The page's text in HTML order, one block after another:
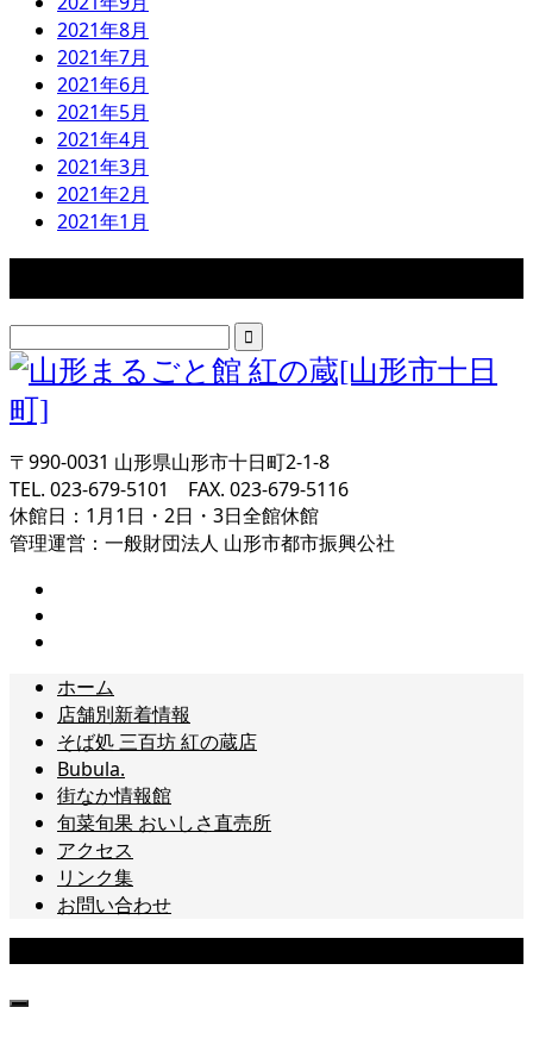
2021年8月
2021年7月
2021年6月
2021年5月
2021年4月
2021年3月
2021年2月
2021年1月
〒990-0031 山形県山形市十日町2-1-8
TEL. 023-679-5101 FAX. 023-679-5116
休館日：1月1日・2日・3日全館休館
管理運営：一般財団法人 山形市都市振興公社
ホーム
店舗別新着情報
そば処 三百坊 紅の蔵店
Bubula.
街なか情報館
旬菜旬果 おいしさ直売所
アクセス
リンク集
お問い合わせ